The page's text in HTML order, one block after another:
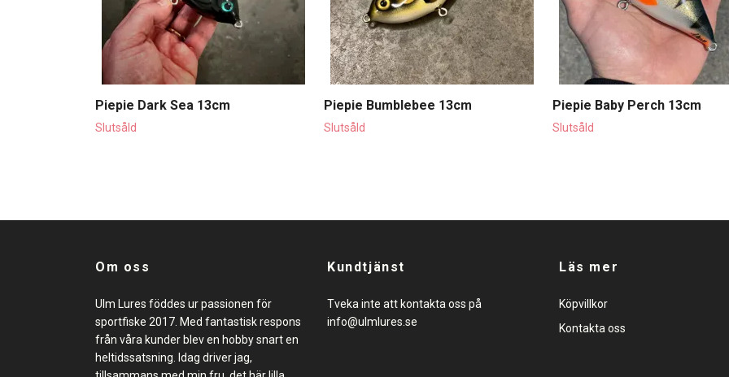
Piepie Dark Sea 13cm
Slutsåld
Piepie Bumblebee 13cm
Slutsåld
Piepie Baby Perch 13cm
Slutsåld
Om oss
Ulm Lures föddes ur passionen för
sportfiske 2017. Med fantastisk respons
från våra kunder blev en hobby snart en
heltidssatsning. Idag driver jag,
Kundtjänst
Tveka inte att kontakta oss på
info@ulmlures.se
Läs mer
Köpvillkor
Kontakta oss